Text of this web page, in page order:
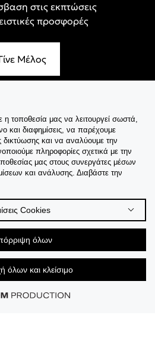
στις εκπτώσεις
προσφορές
Μέλος
τοποθεσία μας να λειτουργεί σωστά,
και διαφημίσεις, να παρέχουμε
δικτύωσης και να αναλύουμε την
πληροφορίες σχετικά με την
μας στους συνεργάτες μέσων
και ανάλυσης. Διαβάστε την
Cookies
όλων
όλων και κλείσιμο